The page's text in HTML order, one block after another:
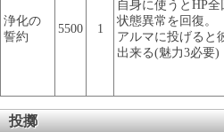
浄化の
誓約
5500 1
自身に使うとHP
状態異常を回復。
アルマに投げると
出来る(魅力3必要)
投擲